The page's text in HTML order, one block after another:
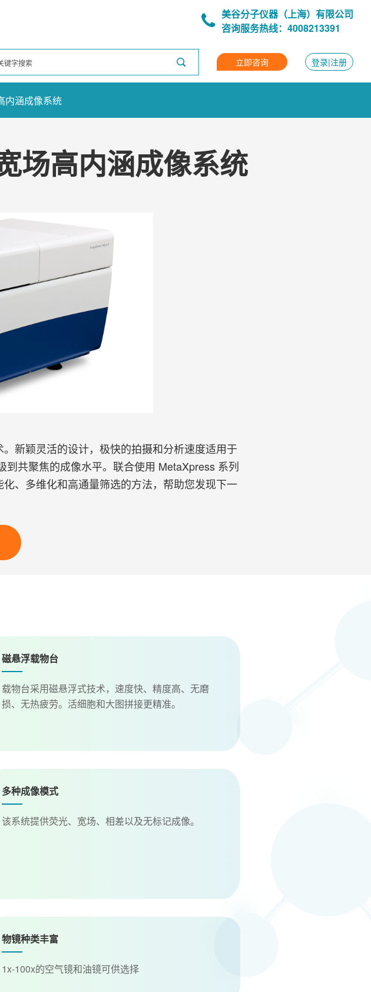
美谷分子仪器（上海）有限公司
咨询服务热线：4008213391
立即咨询 登录|注册
内涵成像系统
场高内涵成像系统
新颖灵活的设计，极快的拍摄和分析速度适用于
共聚焦的成像水平。联合使用 MetaXpress 系列
、多维化和高通量筛选的方法，帮助您发现下一
磁悬浮载物台
载物台采用磁悬浮式技术，速度快、精度高、无磨
损、无热疲劳。活细胞和大图拼接更精准。
多种成像模式
该系统提供荧光、宽场、相差以及无标记成像。
物镜种类丰富
1x-100x的空气镜和油镜可供选择